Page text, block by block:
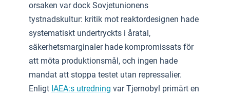
orsaken var dock Sovjetunionens
tystnadskultur: kritik mot reaktordesignen hade
systematiskt undertryckts i åratal,
säkerhetsmarginaler hade kompromissats för
att möta produktionsmål, och ingen hade
mandat att stoppa testet utan repressalier.
Enligt IAEA:s utredning var Tjernobyl primärt en